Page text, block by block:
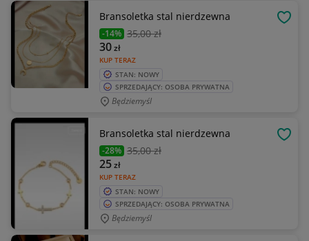
Bransoletka stal nierdzewna
-14% 35,00 zł
KUP TERAZ
30zł
STAN: NOWY
SPRZEDAJĄCY: OSOBA PRYWATNA
Będziemyśl
Bransoletka stal nierdzewna
-28% 35,00 zł
KUP TERAZ
25zł
STAN: NOWY
SPRZEDAJĄCY: OSOBA PRYWATNA
Będziemyśl